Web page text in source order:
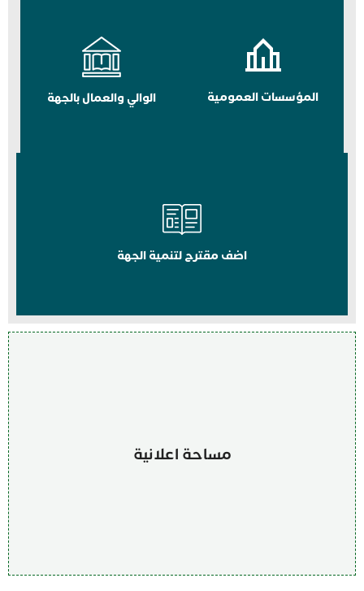
المؤسسات العمومية الوالي والعمال بالجهة
اضف مقترح لتنمية الجهة
مساحة اعلانية